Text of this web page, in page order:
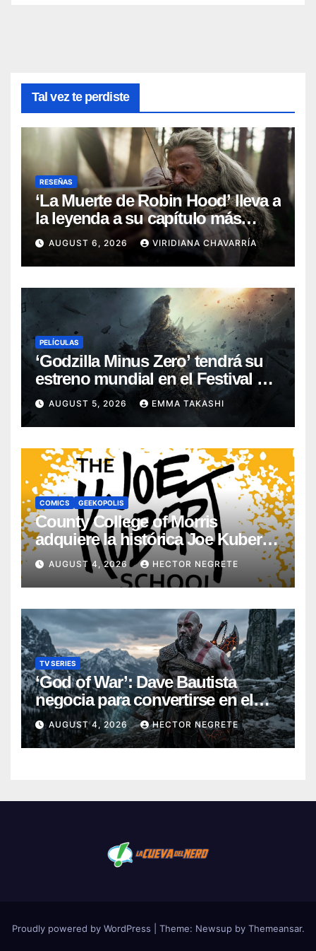
Tal vez te perdiste
RESEÑAS
‘La Muerte de Robin Hood’ lleva a
la leyenda a su capítulo más
oscuro (Reseña)
AUGUST 6, 2026 VIRIDIANA CHAVARRÍA
PELÍCULAS
‘Godzilla Minus Zero’ tendrá su
estreno mundial en el Festival de
Cine de Nueva York
AUGUST 5, 2026 EMMA TAKASHI
COMICS GEEKOPOLIS
County College of Morris
adquiere la histórica Joe Kubert
School
AUGUST 4, 2026 HECTOR NEGRETE
TV SERIES
‘God of War’: Dave Bautista
negocia para convertirse en el
nuevo Kratos de la serie de
Amazon
AUGUST 4, 2026 HECTOR NEGRETE
Proudly powered by WordPress Theme: Newsupby Themeansar.